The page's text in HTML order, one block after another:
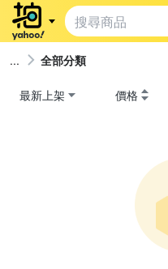
全部分類
最新上架 價格